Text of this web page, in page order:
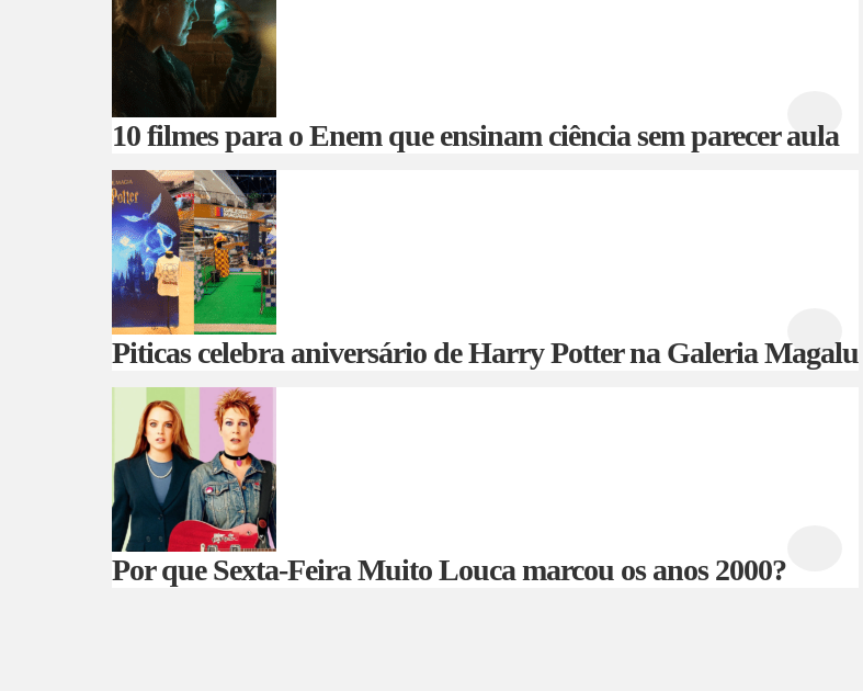
10 filmes para o Enem que ensinam ciência sem parecer aula
Piticas celebra aniversário de Harry Potter na Galeria Magalu
Por que Sexta-Feira Muito Louca marcou os anos 2000?